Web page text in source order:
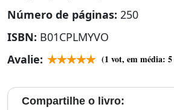
Número de páginas: 250
ISBN: B01CPLMYVO
Avalie:
(1 vot, em média: 5
Compartilhe o livro: